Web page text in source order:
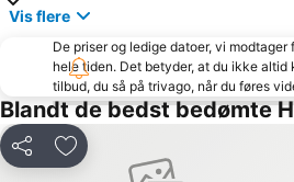
Naturschutzgebiet Geltinger Birk
Golfanlage an der Schlei
Golf
Vis flere
De priser og ledige datoer, vi
hele tiden. Det betyder, at du ikke
tilbud, du så på trivago, når du føres
Blandt de bedst bedømte
Del Føj til favoritter